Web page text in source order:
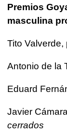
Premios
masculina
Tito Valverde,
Antonio de la
Eduard
Javier
cerrados